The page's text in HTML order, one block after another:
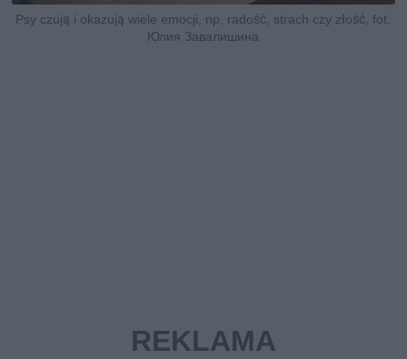
Psy czują i okazują wiele emocji, np, radość, strach czy złość, fot.
Юлия Завалишина